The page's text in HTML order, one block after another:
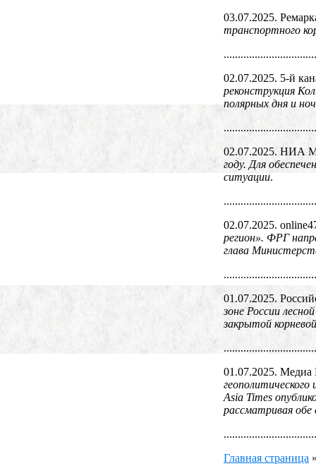
03.07.2025.
транспортного
02.07.2025. 5-й
реконструкция
полярных дня и
02.07.2025. НИА
году. Для
ситуации.
02.07.2025.
регион». ФРГ
глава
01.07.2025.
зоне России
закрытой
01.07.2025.
Asia Times
рассматривая
Главная страница